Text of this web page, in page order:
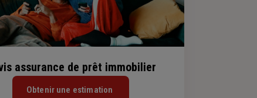
assurance de prêt immobilier
Obtenir une estimation